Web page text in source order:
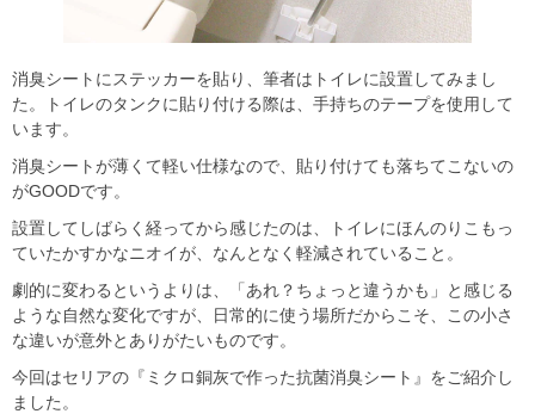
消臭シートにステッカーを貼り、筆者はトイレに設置してみまし
た。トイレのタンクに貼り付ける際は、手持ちのテープを使用して
います。
消臭シートが薄くて軽い仕様なので、貼り付けても落ちてこないの
がGOODです。
設置してしばらく経ってから感じたのは、トイレにほんのりこもっ
ていたかすかなニオイが、なんとなく軽減されていること。
劇的に変わるというよりは、「あれ？ちょっと違うかも」と感じる
ような自然な変化ですが、日常的に使う場所だからこそ、この小さ
な違いが意外とありがたいものです。
今回はセリアの『ミクロ銅灰で作った抗菌消臭シート』をご紹介し
ました。